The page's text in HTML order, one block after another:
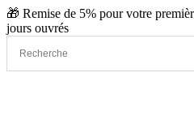
Aller
au
🎁 Remise de 5% pour votre
jours ouvrés